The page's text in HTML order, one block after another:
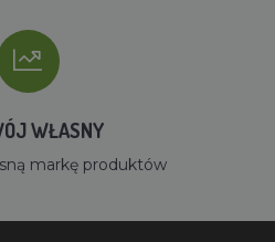
WŁASNY
markę produktów